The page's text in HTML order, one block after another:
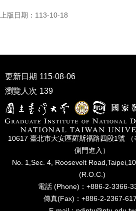
展
刊
口
試
專
區
所
上版日期：113-10-18
更新日期 115-08-06
瀏覽人次 139
10617 臺北市⼤安區羅斯福路四段1號 （
側⾨進入）
No. 1,Sec. 4, Roosevelt
(R.O.C.)
電話 (Phone)：+886-2-3366-
傳真(Fax)：+886-2-2367-